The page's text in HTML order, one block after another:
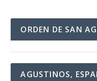
ORDEN DE SAN
AGUSTINOS,